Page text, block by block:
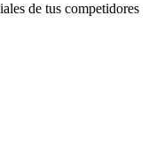
de tus competidores